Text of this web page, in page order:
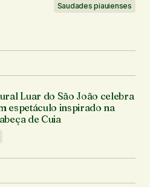
Saudades piauienses
Luar do São João celebra
espetáculo inspirado na
de Cuia